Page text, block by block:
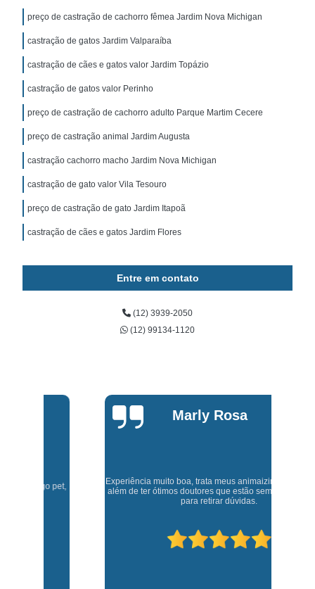
preço de castração de cachorro fêmea Jardim Nova Michigan
castração de gatos Jardim Valparaíba
castração de cães e gatos valor Jardim Topázio
castração de gatos valor Perinho
preço de castração de cachorro adulto Parque Martim Cecere
preço de castração animal Jardim Augusta
castração cachorro macho Jardim Nova Michigan
castração de gato valor Vila Tesouro
preço de castração de gato Jardim Itapoã
castração de cães e gatos Jardim Flores
Entre em contato
(12) 3939-2050
(12) 99134-1120
Marly Rosa
Experiência muito boa, trata meus animaizinhos super bem
além de ter ótimos doutores que estão sempre disponíveis
para retirar dúvidas.